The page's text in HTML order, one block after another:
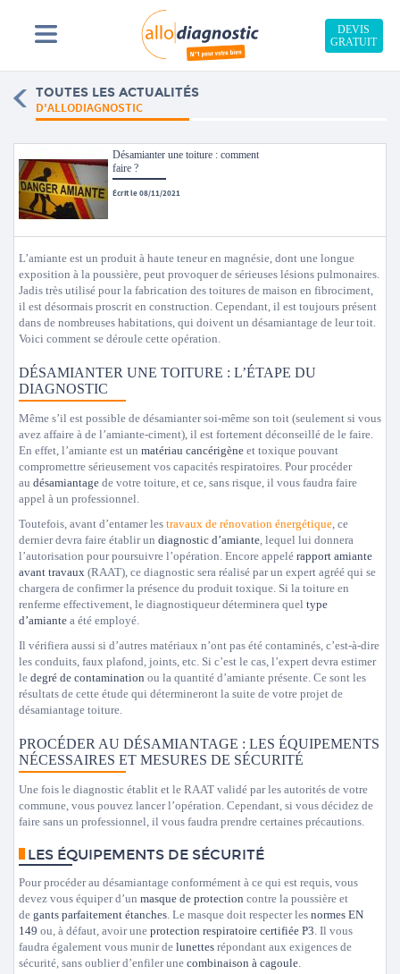
DEVIS
GRATUIT
TOUTES LES ACTUALITÉS
D'ALLODIAGNOSTIC
Désamianter une toiture : comment
faire ?
Écrit le 08/11/2021
L’amiante est un produit à haute teneur en magnésie, dont une longue
exposition à la poussière, peut provoquer de sérieuses lésions pulmonaires.
Jadis très utilisé pour la fabrication des toitures de maison en fibrociment,
il est désormais proscrit en construction. Cependant, il est toujours présent
dans de nombreuses habitations, qui doivent un désamiantage de leur toit.
Voici comment se déroule cette opération.
DÉSAMIANTER UNE TOITURE : L’ÉTAPE DU
DIAGNOSTIC
Même s’il est possible de désamianter soi-même son toit (seulement si vous
avez affaire à de l’amiante-ciment), il est fortement déconseillé de le faire.
En effet, l’amiante est un matériau cancérigène et toxique pouvant
compromettre sérieusement vos capacités respiratoires. Pour procéder
au désamiantage de votre toiture, et ce, sans risque, il vous faudra faire
appel à un professionnel.
Toutefois, avant d’entamer les travaux de rénovation énergétique, ce
dernier devra faire établir un diagnostic d’amiante, lequel lui donnera
l’autorisation pour poursuivre l’opération. Encore appelé rapport amiante
avant travaux (RAAT), ce diagnostic sera réalisé par un expert agréé qui se
chargera de confirmer la présence du produit toxique. Si la toiture en
renferme effectivement, le diagnostiqueur déterminera quel type
d’amiante a été employé.
Il vérifiera aussi si d’autres matériaux n’ont pas été contaminés, c’est-à-dire
les conduits, faux plafond, joints, etc. Si c’est le cas, l’expert devra estimer
le degré de contamination ou la quantité d’amiante présente. Ce sont les
résultats de cette étude qui détermineront la suite de votre projet de
désamiantage toiture.
PROCÉDER AU DÉSAMIANTAGE : LES ÉQUIPEMENTS
NÉCESSAIRES ET MESURES DE SÉCURITÉ
Une fois le diagnostic établit et le RAAT validé par les autorités de votre
commune, vous pouvez lancer l’opération. Cependant, si vous décidez de
faire sans un professionnel, il vous faudra prendre certaines précautions.
LES ÉQUIPEMENTS DE SÉCURITÉ
Pour procéder au désamiantage conformément à ce qui est requis, vous
devez vous équiper d’un masque de protection contre la poussière et
de gants parfaitement étanches. Le masque doit respecter les normes EN
149 ou, à défaut, avoir une protection respiratoire certifiée P3. Il vous
faudra également vous munir de lunettes répondant aux exigences de
sécurité, sans oublier d’enfiler une combinaison à cagoule.